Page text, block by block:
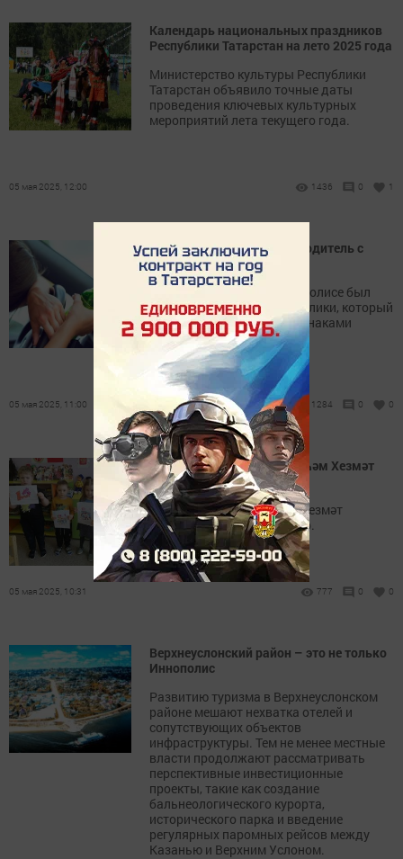
Календарь национальных праздников
Республики Татарстан на лето 2025 года
Министерство культуры Республики
Татарстан объявило точные даты
проведения ключевых культурных
мероприятий лета текущего года.
05 мая 2025, 12:00 1436 0 1
В Иннополисе задержан водитель с
признаками опьянения
Накануне вечером в Иннополисе был
остановлен житель республики, который
находился за рулем с признаками
опьянения.
05 мая 2025, 11:00 1284 0 0
Түбән Ослан балалары Яз һәм Хезмәт
бәйрәме белән котлый
1 майда илебездә Яз һәм Хезмәт
бәйрәмен билгеләп үттеләр.
05 мая 2025, 10:31 777 0 0
Верхнеуслонский район – это не только
Иннополис
Развитию туризма в Верхнеуслонском
районе мешают нехватка отелей и
сопутствующих объектов
инфраструктуры. Тем не менее местные
власти продолжают рассматривать
перспективные инвестиционные
проекты, такие как создание
бальнеологического курорта,
исторического парка и введение
регулярных паромных рейсов между
Казанью и Верхним Услоном.